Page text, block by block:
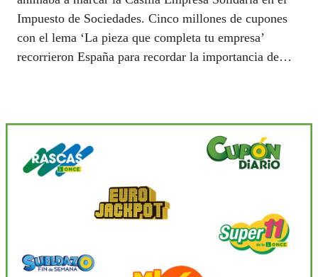
Impuesto de Sociedades. Cinco millones de cupones
con el lema ‘La pieza que completa tu empresa’
recorrieron España para recordar la importancia de